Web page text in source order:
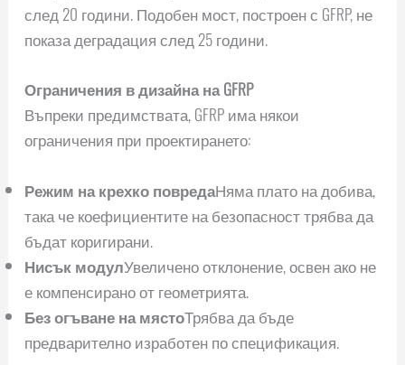
след 20 години. Подобен мост, построен с GFRP, не
показа деградация след 25 години.
Ограничения в дизайна на GFRP
Въпреки предимствата, GFRP има някои
ограничения при проектирането:
Режим на крехко повредаНяма плато на добива,
така че коефициентите на безопасност трябва да
бъдат коригирани.
Нисък модулУвеличено отклонение, освен ако не
е компенсирано от геометрията.
Без огъване на мястоТрябва да бъде
предварително изработен по спецификация.